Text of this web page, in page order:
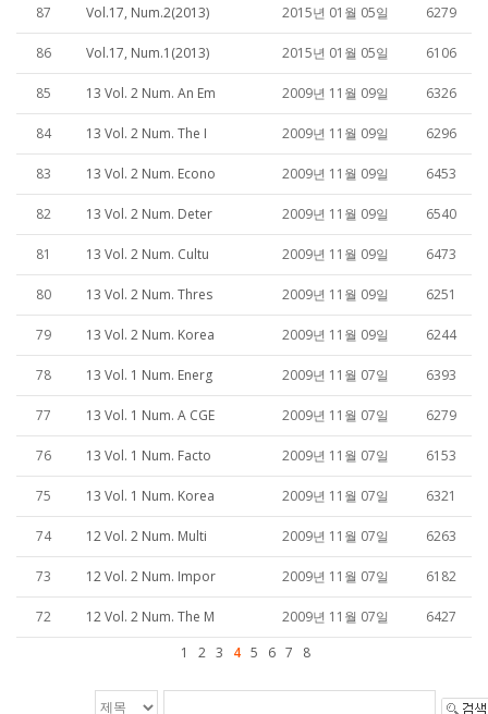
87 Vol.17, Num.2(2013) 2015년 01월 05일 6279
86 Vol.17, Num.1(2013) 2015년 01월 05일 6106
85 13 Vol. 2 Num. An Em 2009년 11월 09일 6326
84 13 Vol. 2 Num. The I 2009년 11월 09일 6296
83 13 Vol. 2 Num. Econo 2009년 11월 09일 6453
82 13 Vol. 2 Num. Deter 2009년 11월 09일 6540
81 13 Vol. 2 Num. Cultu 2009년 11월 09일 6473
80 13 Vol. 2 Num. Thres 2009년 11월 09일 6251
79 13 Vol. 2 Num. Korea 2009년 11월 09일 6244
78 13 Vol. 1 Num. Energ 2009년 11월 07일 6393
77 13 Vol. 1 Num. A CGE 2009년 11월 07일 6279
76 13 Vol. 1 Num. Facto 2009년 11월 07일 6153
75 13 Vol. 1 Num. Korea 2009년 11월 07일 6321
74 12 Vol. 2 Num. Multi 2009년 11월 07일 6263
73 12 Vol. 2 Num. Impor 2009년 11월 07일 6182
72 12 Vol. 2 Num. The M 2009년 11월 07일
6427
1
2 3 4 5 6 7 8